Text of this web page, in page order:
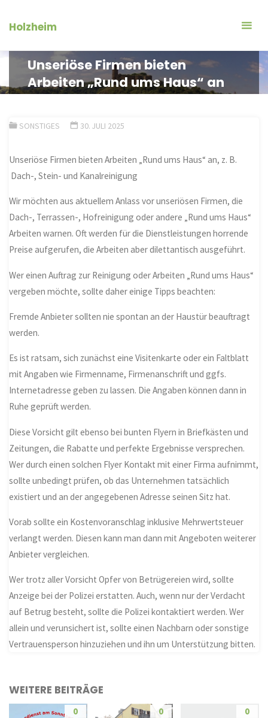
InhaltHolzheim
Unseriöse Firmen bieten
Arbeiten „Rund ums Haus“ an
SONSTIGES 30. JULI 2025
Unseriöse Firmen bieten Arbeiten „Rund ums Haus“ an, z. B.
Dach-, Stein- und Kanalreinigung
Wir möchten aus aktuellem Anlass vor unseriösen Firmen, die
Dach-, Terrassen-, Hofreinigung oder andere „Rund ums Haus“
Arbeiten warnen. Oft werden für die Dienstleistungen horrende
Preise aufgerufen, die Arbeiten aber dilettantisch ausgeführt.
Wer einen Auftrag zur Reinigung oder Arbeiten „Rund ums Haus“
vergeben möchte, sollte daher einige Tipps beachten:
Fremde Anbieter sollten nie spontan an der Haustür beauftragt
werden.
Es ist ratsam, sich zunächst eine Visitenkarte oder ein Faltblatt
mit Angaben wie Firmenname, Firmenanschrift und ggfs.
Internetadresse geben zu lassen. Die Angaben können dann in
Ruhe geprüft werden.
Diese Vorsicht gilt ebenso bei bunten Flyern in Briefkästen und
Zeitungen, die Rabatte und perfekte Ergebnisse versprechen.
Wer durch einen solchen Flyer Kontakt mit einer Firma aufnimmt,
sollte unbedingt prüfen, ob das Unternehmen tatsächlich
existiert und an der angegebenen Adresse seinen Sitz hat.
Vorab sollte ein Kostenvoranschlag inklusive Mehrwertsteuer
verlangt werden. Diesen kann man dann mit Angeboten weiterer
Anbieter vergleichen.
Wer trotz aller Vorsicht Opfer von Betrügereien wird, sollte
Anzeige bei der Polizei erstatten. Auch, wenn nur der Verdacht
auf Betrug besteht, sollte die Polizei kontaktiert werden. Wer
allein und verunsichert ist, sollte einen Nachbarn oder sonstige
Vertrauensperson hinzuziehen und ihn um Unterstützung bitten.
WEITERE BEITRÄGE
0 0 0